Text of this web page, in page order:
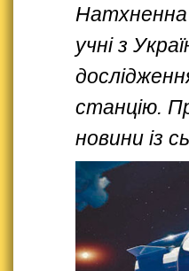
Натхненна
учні з
станцію.
новини із